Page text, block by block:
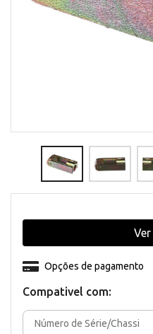
Compativel com:
Opções de pagamento
Ver